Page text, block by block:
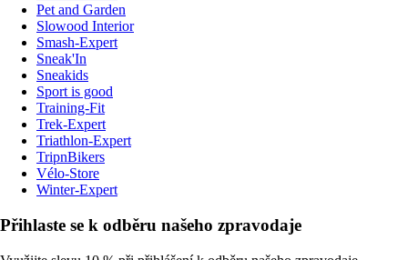
Pet and Garden
Slowood Interior
Smash-Expert
Sneak'In
Sneakids
Sport is good
Training-Fit
Trek-Expert
Triathlon-Expert
TripnBikers
Vélo-Store
Winter-Expert
Přihlaste se k odběru našeho zpravodaje